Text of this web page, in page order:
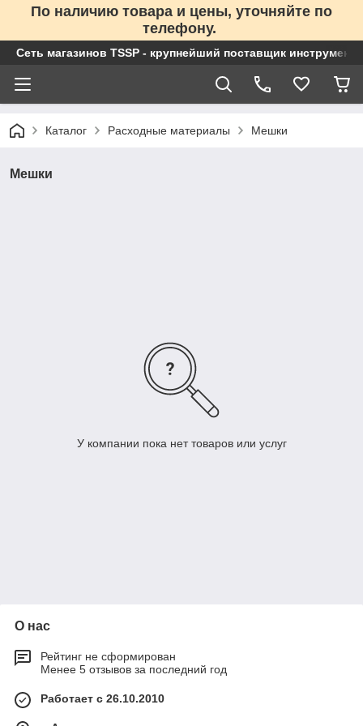
По наличию товара и цены, уточняйте по
телефону.
Сеть магазинов TSSP - крупнейший поставщик
Каталог Расходные материалы Мешки
Мешки
У компании пока нет товаров или услуг
О нас
Рейтинг не сформирован
Менее 5 отзывов за последний год
Работает с 26.10.2010